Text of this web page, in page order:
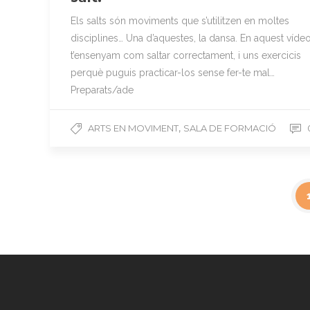
Els salts són moviments que s’utilitzen en moltes
disciplines… Una d’aquestes, la dansa. En aquest vídeo
t’ensenyam com saltar correctament, i uns exercicis
perquè puguis practicar-los sense fer-te mal…
Preparats/ade
ARTS EN MOVIMENT, SALA DE FORMACIÓ